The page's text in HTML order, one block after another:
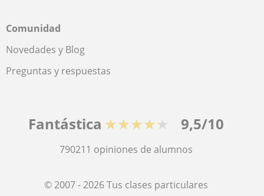
Comunidad
Novedades y Blog
Preguntas y respuestas
Fantástica ★★★★★ 9,5/10
790211 opiniones de alumnos
© 2007 - 2026 Tus clases particulares